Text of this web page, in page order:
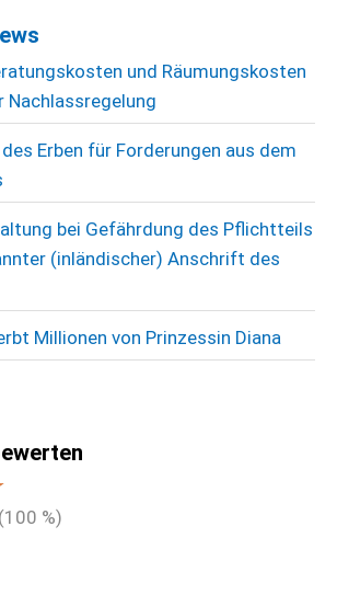
und Räumungskosten
Nachlassregelung
Erben für Forderungen aus dem
bei Gefährdung des Pflichtteils
(inländischer) Anschrift des
Millionen von Prinzessin Diana
100 %)